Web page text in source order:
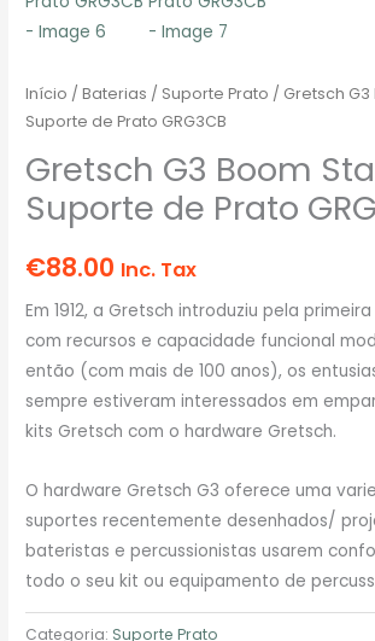
Início /Baterias / Suporte Prato / Gretsch
Suporte de Prato GRG3CB
Gretsch G3 Boom
Suporte de Prato
€88.00 Inc. Tax
Em 1912, a Gretsch introduziu pela
com recursos e capacidade funcional
então (com mais de 100 anos), os
sempre estiveram interessados ​​em
kits Gretsch com o hardware Gretsch.
O hardware Gretsch G3 oferece uma
suportes recentemente desenhados/
bateristas e percussionistas usarem
todo o seu kit ou equipamento de
Categoria: Suporte Prato